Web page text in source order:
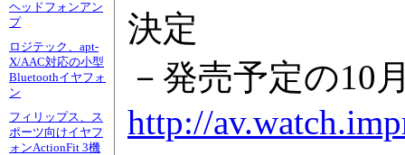
ヘッドフォンアン
プ
ロジテック、apt-
X/AAC対応の小型
Bluetoothイヤフォ
ン
フィリップス、ス
ポーツ向けイヤフ
ォンActionFit 3機
決定
－発売予定の10
http://